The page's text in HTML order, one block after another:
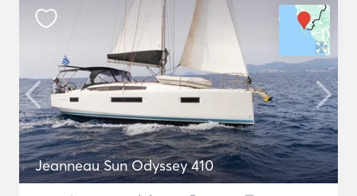
Jeanneau Sun Odyssey 410